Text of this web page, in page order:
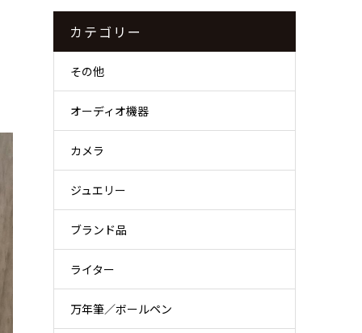
カテゴリー
その他
オーディオ機器
カメラ
ジュエリー
ブランド品
ライター
万年筆／ボールペン